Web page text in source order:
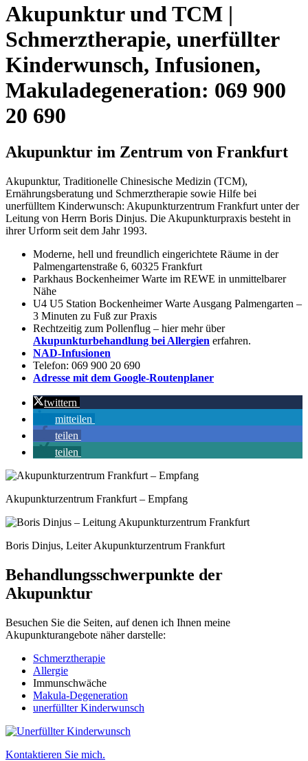
Akupunktur und TCM |
Schmerztherapie, unerfüllter
Kinderwunsch, Infusionen,
Makuladegeneration: 069 900
20 690
Akupunktur im Zentrum von Frankfurt
Akupunktur, Traditionelle Chinesische Medizin (TCM),
Ernährungsberatung und Schmerztherapie sowie Hilfe bei
unerfülltem Kinderwunsch: Akupunkturzentrum Frankfurt unter der
Leitung von Herrn Boris Dinjus. Die Akupunkturpraxis besteht in
ihrer Urform seit dem Jahr 1993.
Moderne, hell und freundlich eingerichtete Räume in der
Palmengartenstraße 6, 60325 Frankfurt
Parkhaus Bockenheimer Warte im REWE in unmittelbarer
Nähe
U4 U5 Station Bockenheimer Warte Ausgang Palmengarten –
3 Minuten zu Fuß zur Praxis
Rechtzeitig zum Pollenflug – hier mehr über
Akupunkturbehandlung bei Allergien erfahren.
NAD-Infusionen
Telefon: 069 900 20 690
Adresse mit dem Google-Routenplaner
twittern
mitteilen
teilen
teilen
Akupunkturzentrum Frankfurt – Empfang
Boris Dinjus, Leiter Akupunkturzentrum Frankfurt
Behandlungsschwerpunkte der
Akupunktur
Besuchen Sie die Seiten, auf denen ich Ihnen meine
Akupunkturangebote näher darstelle:
Schmerztherapie
Allergie
Immunschwäche
Makula-Degeneration
unerfüllter Kinderwunsch
Kontaktieren Sie mich.